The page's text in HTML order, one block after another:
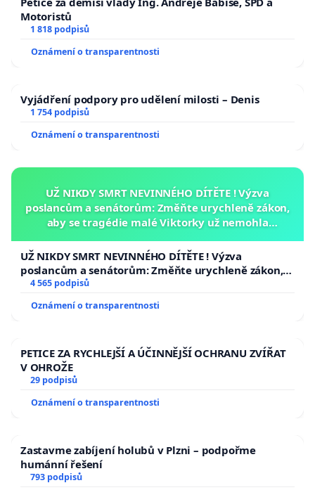
Motoristů
1 818 podpisů
Oznámení o transparentnosti
Vyjádření podpory pro udělení milosti – Denis
1 754 podpisů
Oznámení o transparentnosti
UŽ NIKDY SMRT NEVINNÉHO DÍTĚTE ! Výzva
poslancům a senátorům: Změňte urychleně zákon,
aby se tragédie malé Viktorky už nemohla
UŽ NIKDY SMRT NEVINNÉHO DÍTĚTE ! Výzva
poslancům a senátorům: Změňte urychleně zákon,
aby se tragédie malé Viktorky už nemohla opakovat!
4 565 podpisů
Oznámení o transparentnosti
PETICE ZA RYCHLEJŠÍ A ÚČINNĚJŠÍ OCHRANU ZVÍŘAT
V OHROŽE
29 podpisů
Oznámení o transparentnosti
Zastavme zabíjení holubů v Plzni – podpořme
humánní řešení
793 podpisů